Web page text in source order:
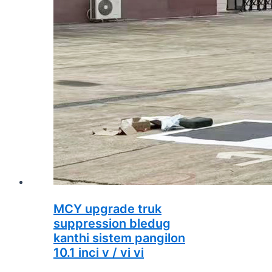
MCY upgrade truk
suppression bledug
kanthi sistem pangilon
10.1 inci v / vi vi